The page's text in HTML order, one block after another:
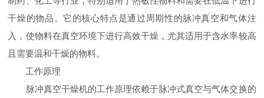
干燥的物品。它的核心特点是通过周期性的脉冲真空和气体注
入，使物料在真空环境下进行高效干燥，尤其适用于含水率较高
且需要温和干燥的物料。
工作原理
脉冲真空干燥机的工作原理依赖于脉冲式真空与气体交换的